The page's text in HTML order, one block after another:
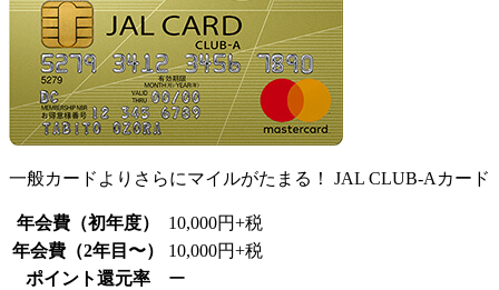
一般カードよりさらにマイルがたまる！ JAL CLUB-Aカード
年会費（初年度）
10,000円+税
年会費（2年目〜）
10,000円+税
ポイント還元率
ー